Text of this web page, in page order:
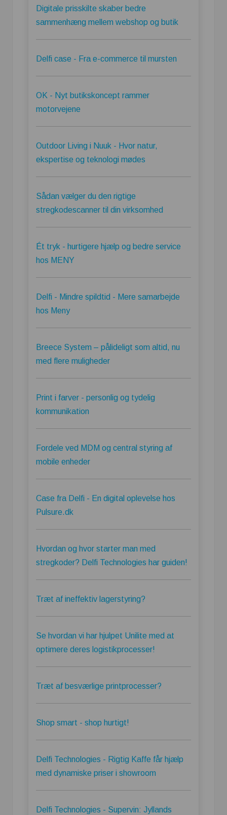
Digitale prisskilte skaber bedre
sammenhæng mellem webshop og butik
Delfi case - Fra e-commerce til mursten
OK - Nyt butikskoncept rammer
motorvejene
Outdoor Living i Nuuk - Hvor natur,
ekspertise og teknologi mødes
Sådan vælger du den rigtige
stregkodescanner til din virksomhed
Ét tryk - hurtigere hjælp og bedre service
hos MENY
Delfi - Mindre spildtid - Mere samarbejde
hos Meny
Breece System – pålideligt som altid, nu
med flere muligheder
Print i farver - personlig og tydelig
kommunikation
Fordele ved MDM og central styring af
mobile enheder
Case fra Delfi - En digital oplevelse hos
Pulsure.dk
Hvordan og hvor starter man med
stregkoder? Delfi Technologies har guiden!
Træt af ineffektiv lagerstyring?
Se hvordan vi har hjulpet Unilite med at
optimere deres logistikprocesser!
Træt af besværlige printprocesser?
Shop smart - shop hurtigt!
Delfi Technologies - Rigtig Kaffe får hjælp
med dynamiske priser i showroom
Delfi Technologies - Supervin: Jyllands